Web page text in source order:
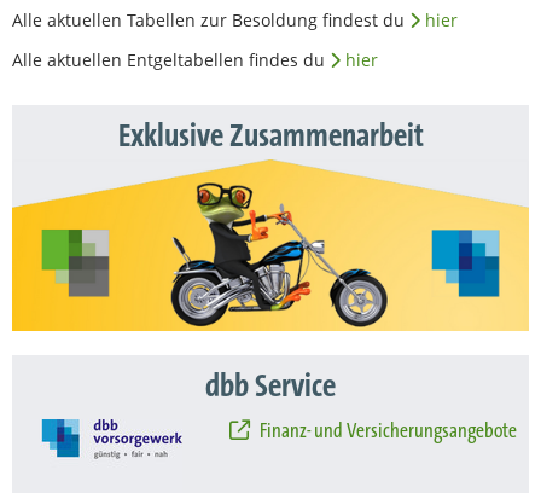
Alle aktuellen Tabellen zur Besoldung findest du
hier
Alle aktuellen Entgeltabellen findes du
hier
Exklusive Zusammenarbeit
dbb Service
Finanz- und Versicherungsangebote